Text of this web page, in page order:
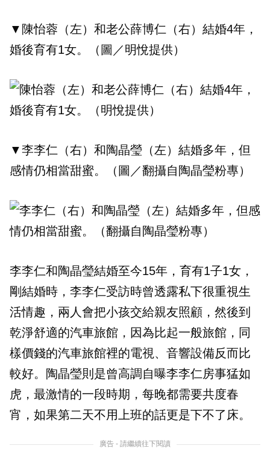
▼陳怡蓉（左）和老公薛博仁（右）結婚4年，
婚後育有1女。（圖／明悅提供）
▼李李仁（右）和陶晶瑩（左）結婚多年，但
感情仍相當甜蜜。（圖／翻攝自陶晶瑩粉專）
李李仁和陶晶瑩結婚至今15年，育有1子1女，
剛結婚時，李李仁受訪時曾透露私下很重視生
活情趣，兩人會把小孩交給親友照顧，然後到
乾淨舒適的汽車旅館，因為比起一般旅館，同
樣價錢的汽車旅館裡的電視、音響設備反而比
較好。陶晶瑩則是曾高調自曝李李仁房事猛如
虎，最激情的一段時期，每晚都需要共度春
宵，如果第二天不用上班的話更是下不了床。
廣告 - 請繼續往下閱讀